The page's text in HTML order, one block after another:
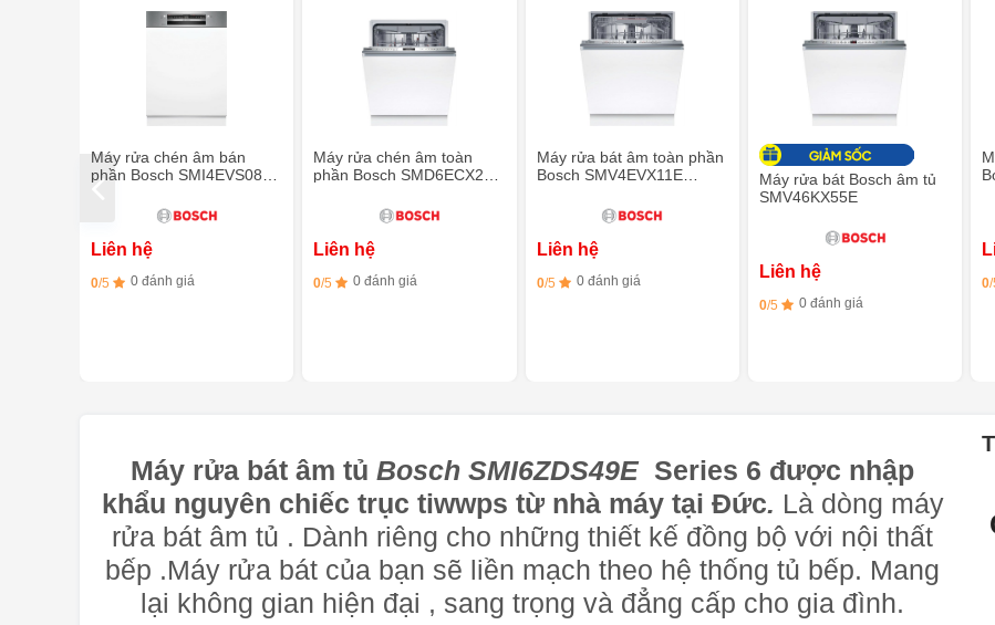
Máy rửa chén âm bán
phần Bosch SMI4EVS08E -
Liên hệ
0/5 0 đánh giá
Máy rửa chén âm toàn
phần Bosch SMD6ECX21E
Liên hệ
0/5 0 đánh giá
Máy rửa bát âm toàn phần
Bosch SMV4EVX11E
Liên hệ
0/5 0 đánh giá
Máy rửa bát Bosch âm tủ
SMV46KX55E
Liên hệ
0/5 0 đánh giá
0
Máy rửa bát âm tủ Bosch SMI6ZDS49ESeries 6 được nhập
khẩu nguyên chiếc trục tiwwps từ nhà máy tại Đức. Là dòng máy
rửa bát âm tủ . Dành riêng cho những thiết kế đồng bộ với nội thất
bếp .Máy rửa bát của bạn sẽ liền mạch theo hệ thống tủ bếp. Mang
lại không gian hiện đại , sang trọng và đẳng cấp cho gia đình.